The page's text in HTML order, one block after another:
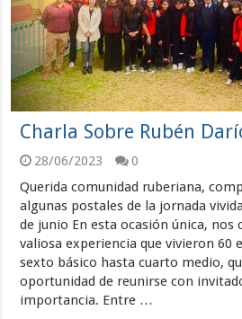
Charla Sobre Rubén
28/06/2023
0
Querida comunidad ruberiana,
algunas postales de la jornada
de junio En esta ocasión única, nos
valiosa experiencia que vivieron 60
sexto básico hasta cuarto medio,
oportunidad de reunirse con
importancia. Entre …